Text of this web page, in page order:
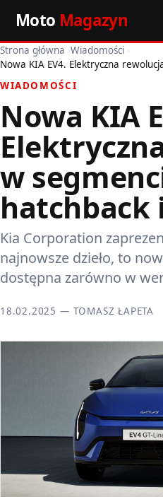
Moto Magazyn
Start
Wiadomości
Premiery
Porady motoryzacyjne
Pozostałe artykuły
Strona główna ›Wiadomości ›
Nowa KIA EV4. Elektryczna
WIADOMOŚCI
Nowa KIA
w
hatchback
Kia Corporation
najnowsze dzieło, to
dostępna zarówno w
18.02.2025 — TOMASZ ŁAPETA